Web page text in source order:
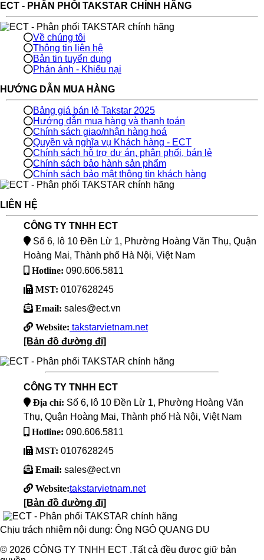
ECT - PHÂN PHỐI TAKSTAR CHÍNH HÃNG
Về chúng tôi
Thông tin liên hệ
Bản tin tuyển dụng
Phán ánh - Khiếu nại
HƯỚNG DẪN MUA HÀNG
Bảng giá bán lẻ Takstar 2025
Hướng dẫn mua hàng và thanh toán
Chính sách giao/nhận hàng hoá
Quyền và nghĩa vụ Khách hàng - ECT
Chính sách hỗ trợ dự án, phân phối, bán lẻ
Chính sách bảo hành sản phẩm
Chính sách bảo mật thông tin khách hàng
LIÊN HỆ
CÔNG TY TNHH ECT
Số 6, lô 10 Đền Lừ 1, Phường Hoàng Văn Thụ, Quận
Hoàng Mai, Thành phố Hà Nội, Việt Nam
Hotline: 090.606.5811
MST: 0107628245
Email: sales@ect.vn
Website: takstarvietnam.net
[Bản đồ đường đi]
CÔNG TY TNHH ECT
Địa chỉ: Số 6, lô 10 Đền Lừ 1, Phường Hoàng Văn
Thụ, Quận Hoàng Mai, Thành phố Hà Nội, Việt Nam
Hotline: 090.606.5811
MST: 0107628245
Email: sales@ect.vn
Website:takstarvietnam.net
[Bản đồ đường đi]
Chịu trách nhiệm nội dung: Ông NGÔ QUANG DU
© 2026 CÔNG TY TNHH ECT .Tất cả đều được giữ bản